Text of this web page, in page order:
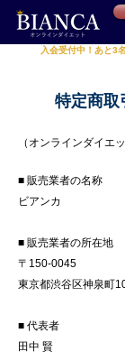
入会受付中！あと3
特定商
（オンラインダイエ
■ 販売業者の名称
ビアンカ
■ 販売業者の所在地
〒150-0045
東京都渋谷区神泉町
■ 代表者
田中 賢